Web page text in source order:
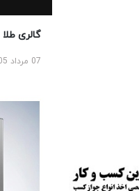
گالری طلا
07 مرداد 1405